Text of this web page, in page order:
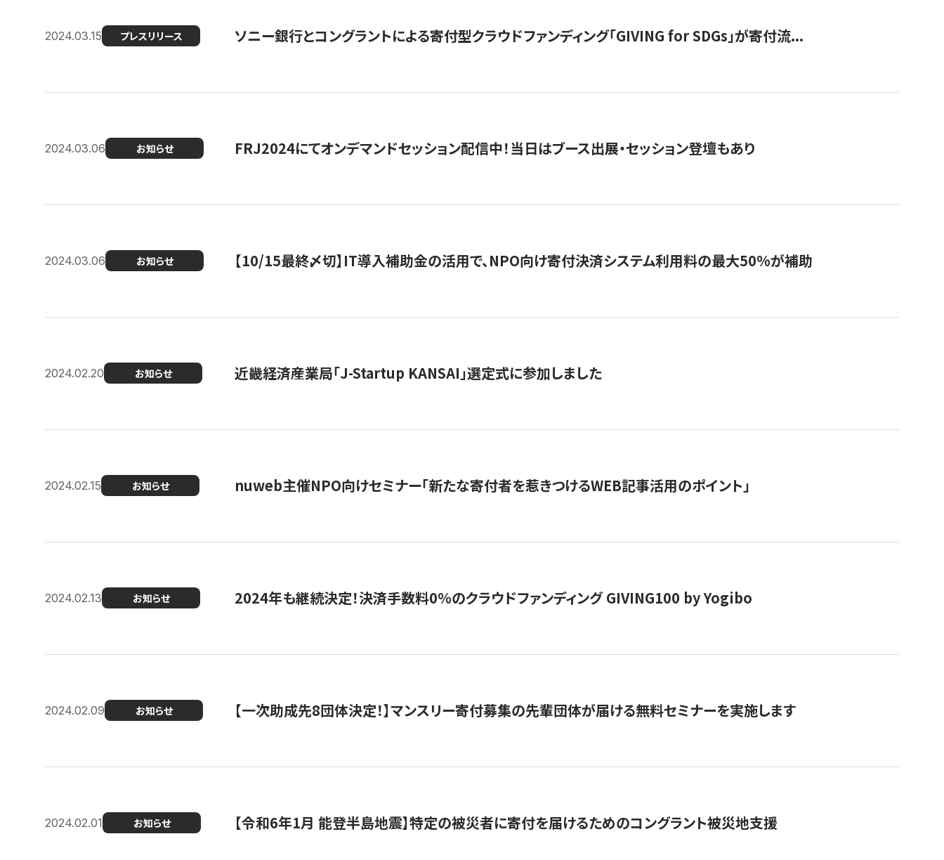
2024.03.15 プレスリリース ソニー銀行とコングラントによる寄付型クラウドファンディング「GIVING for SDGs」が寄付流...
2024.03.06 お知らせ FRJ2024にてオンデマンドセッション配信中！当日はブース出展・セッション登壇もあり
2024.03.06 お知らせ 【10/15最終〆切】IT導入補助金の活用で、NPO向け寄付決済システム利用料の最大50%が補助
2024.02.20 お知らせ 近畿経済産業局「J-Startup KANSAI」選定式に参加しました
2024.02.15 お知らせ nuweb主催NPO向けセミナー「新たな寄付者を惹きつけるWEB記事活用のポイント」
2024.02.13 お知らせ 2024年も継続決定！決済手数料0％のクラウドファンディング GIVING100 by Yogibo
2024.02.09 お知らせ 【一次助成先8団体決定！】マンスリー寄付募集の先輩団体が届ける無料セミナーを実施します
2024.02.01 お知らせ 【令和6年1月 能登半島地震】特定の被災者に寄付を届けるためのコングラント被災地支援